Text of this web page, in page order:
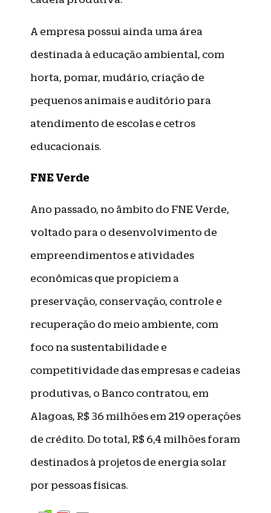
A empresa possui ainda uma área
destinada à educação ambiental, com
horta, pomar, mudário, criação de
pequenos animais e auditório para
atendimento de escolas e cetros
educacionais.
FNE Verde
Ano passado, no âmbito do FNE Verde,
voltado para o desenvolvimento de
empreendimentos e atividades
econômicas que propiciem a
preservação, conservação, controle e
recuperação do meio ambiente, com
foco na sustentabilidade e
competitividade das empresas e cadeias
produtivas, o Banco contratou, em
Alagoas, R$ 36 milhões em 219 operações
de crédito. Do total, R$ 6,4 milhões foram
destinados à projetos de energia solar
por pessoas físicas.